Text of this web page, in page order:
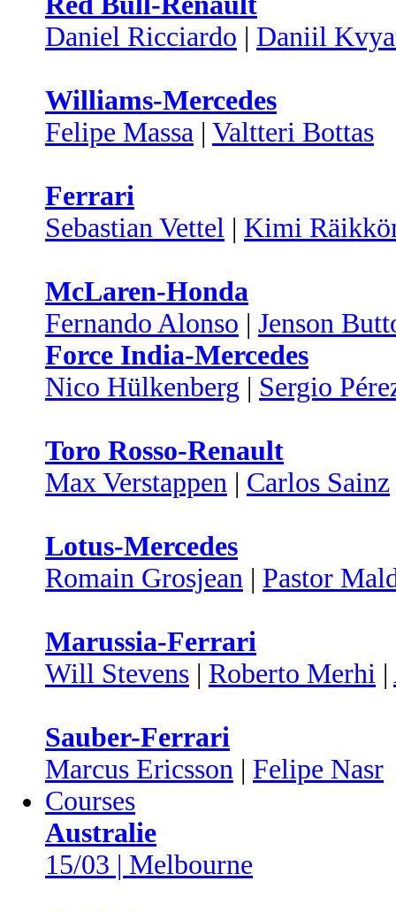
Daniel Ricciardo | Daniil
Williams-Mercedes
Felipe Massa | Valtteri Bottas
Ferrari
Sebastian Vettel | Kimi
McLaren-Honda
Fernando Alonso | Jenson
Force India-Mercedes
Nico Hülkenberg | Sergio
Toro Rosso-Renault
Max Verstappen | Carlos Sainz
Lotus-Mercedes
Romain Grosjean | Pastor
Marussia-Ferrari
Will Stevens | Roberto Merhi |
Sauber-Ferrari
Marcus Ericsson | Felipe Nasr
Courses
Australie
15/03 | Melbourne